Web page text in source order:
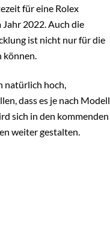
für eine Rolex
Jahr 2022. Auch die
ist nicht nur für die
natürlich hoch,
dass es je nach Modell
sich in den kommenden
weiter gestalten.